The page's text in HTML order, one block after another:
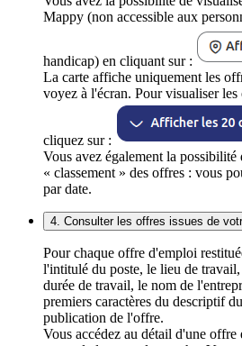
Mappy (non accessible aux
handicap) en cliquant sur :
La carte affiche uniquement les
voyez à l'écran. Pour visualiser
cliquez sur :
Vous avez également la possibilité
« classement » des offres : vous
par date.
4. Consulter les offres issues de
Pour chaque offre d'emploi
l'intitulé du poste, le lieu de
durée de travail, le nom de
premiers caractères du descriptif
publication de l'offre.
Vous accédez au détail d'une